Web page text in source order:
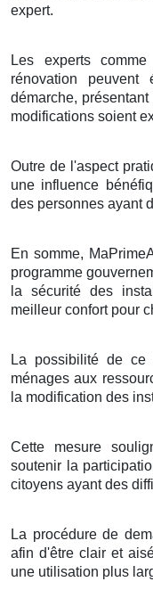
expert.
Les experts
rénovation
démarche,
modifications soient
Outre de l'aspect
une influence
des personnes ayant
En somme,
programme
la sécurité des
meilleur confort pour
La possibilité de ce
ménages aux
la modification des
Cette mesure
soutenir la
citoyens ayant des
La procédure de
afin d'être clair et
une utilisation plus